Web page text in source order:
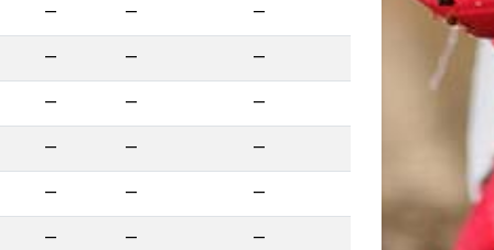
— — —
— — —
— — —
— — —
— — —
— — —